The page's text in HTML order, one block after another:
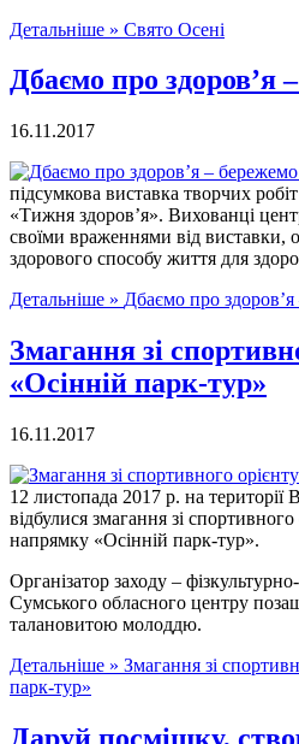
Детальніше » Свято Осені
Дбаємо про здоров’я
16.11.2017
підсумкова виставка творчих
«Тижня здоров’я». Вихованці
своїми враженнями від виставки,
здорового способу життя для
Детальніше » Дбаємо про
Змагання зі
«Осінній парк-тур»
16.11.2017
12 листопада 2017 р. на території
відбулися змагання зі
напрямку «Осінній парк-тур».
Організатор заходу –
Сумського обласного центру
талановитою молоддю.
Детальніше » Змагання зі
парк-тур»